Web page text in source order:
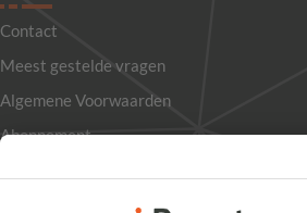
Contact
Meest gestelde vragen
Algemene Voorwaarden
Abonnement